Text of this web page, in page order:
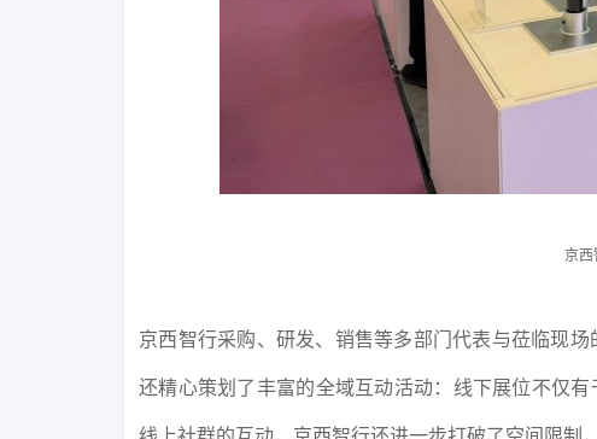
京西
京西智行采购、研发、销售等多部门代表与莅临现
还精心策划了丰富的全域互动活动：线下展位不仅